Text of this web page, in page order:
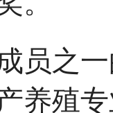
。“整个动
真正留下
的同学，
还被保研